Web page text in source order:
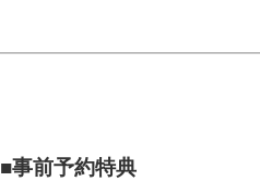
■事前予約特典